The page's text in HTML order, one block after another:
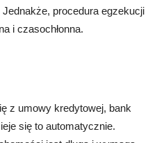
procedura egzekucji
i czasochłonna.
z umowy kredytowej, bank
się to automatycznie.